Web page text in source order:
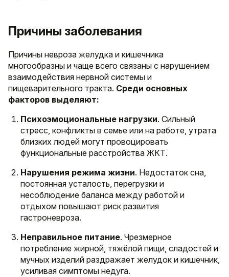
Причины заболевания
Причины невроза желудка и кишечника
многообразны и чаще всего связаны с нарушением
взаимодействия нервной системы и
пищеварительного тракта. Среди основных
факторов выделяют:
Психоэмоциональные нагрузки. Сильный
стресс, конфликты в семье или на работе, утрата
близких людей могут провоцировать
функциональные расстройства ЖКТ.
Нарушения режима жизни. Недостаток сна,
постоянная усталость, перегрузки и
несоблюдение баланса между работой и
отдыхом повышают риск развития
гастроневроза.
Неправильное питание. Чрезмерное
потребление жирной, тяжёлой пищи, сладостей и
мучных изделий раздражает желудок и кишечник,
усиливая симптомы недуга.